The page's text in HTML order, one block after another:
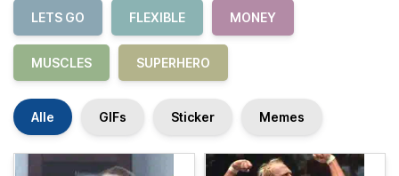
LETS GO FLEXIBLE MONEY
MUSCLES SUPERHERO
Alle GIFs Sticker Memes